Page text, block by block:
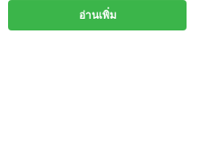
อ่านเพิ่ม